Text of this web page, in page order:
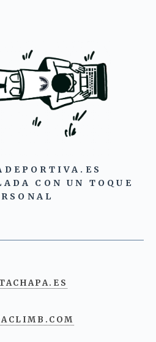
CON UN TOQUE